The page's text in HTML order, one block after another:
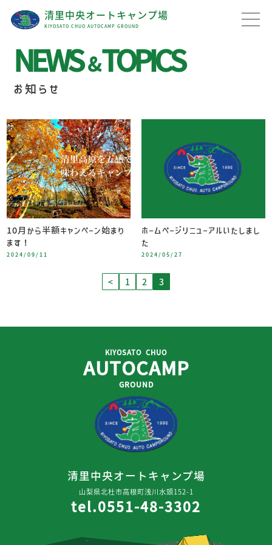
清里中央オートキャンプ場
KIYOSATO CHUO AUTOCAMP GROUND
NEWS &TOPICS
お知らせ
10月から半額キャンペーン始まり
ます！
2024/09/11
ホームページリニューアルいたしまし
た
2024/05/27
< Page
1 Page
2 Page
3
KIYOSATO CHUO
AUTOCAMP
GROUND
清里中央オートキャンプ場
山梨県北杜市高根町浅川水頭152-1
tel.0551-48-3302